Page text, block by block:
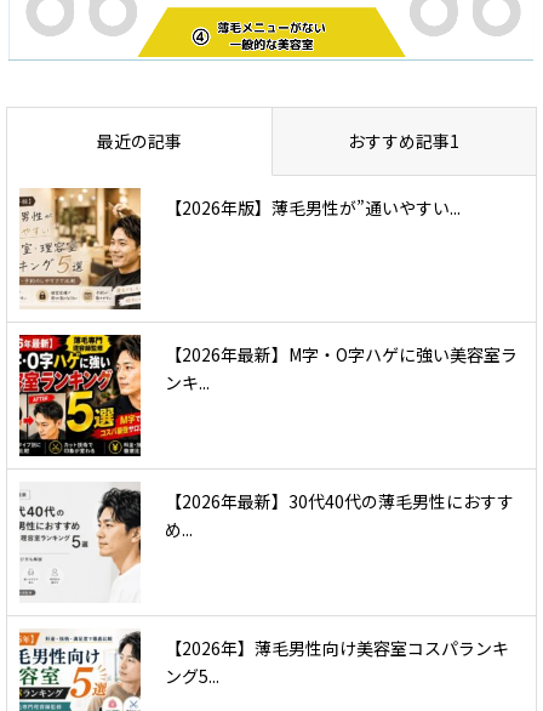
最近の記事 おすすめ記事1
【2026年版】薄毛男性が”通いやすい...
【2026年最新】M字・O字ハゲに強い美容室ラ
ンキ...
【2026年最新】30代40代の薄毛男性におすす
め...
【2026年】薄毛男性向け美容室コスパランキ
ング5...